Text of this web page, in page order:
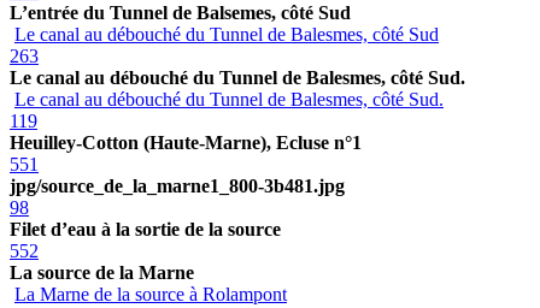
L’entrée du Tunnel de Balsemes, côté Sud
Le canal au débouché du Tunnel de Balesmes, côté Sud
263
Le canal au débouché du Tunnel de Balesmes, côté Sud.
Le canal au débouché du Tunnel de Balesmes, côté Sud.
119
Heuilley-Cotton (Haute-Marne), Ecluse n°1
551
jpg/source_de_la_marne1_800-3b481.jpg
98
Filet d’eau à la sortie de la source
552
La source de la Marne
La Marne de la source à Rolampont